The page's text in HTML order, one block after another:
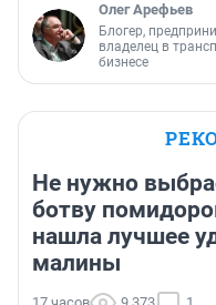
Олег Арефьев
Блогер,
владелец в
бизнесе
Не нужно
ботву
нашла лучшее
малины